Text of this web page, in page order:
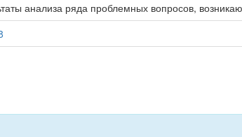
анализа ряда проблемных вопросов,